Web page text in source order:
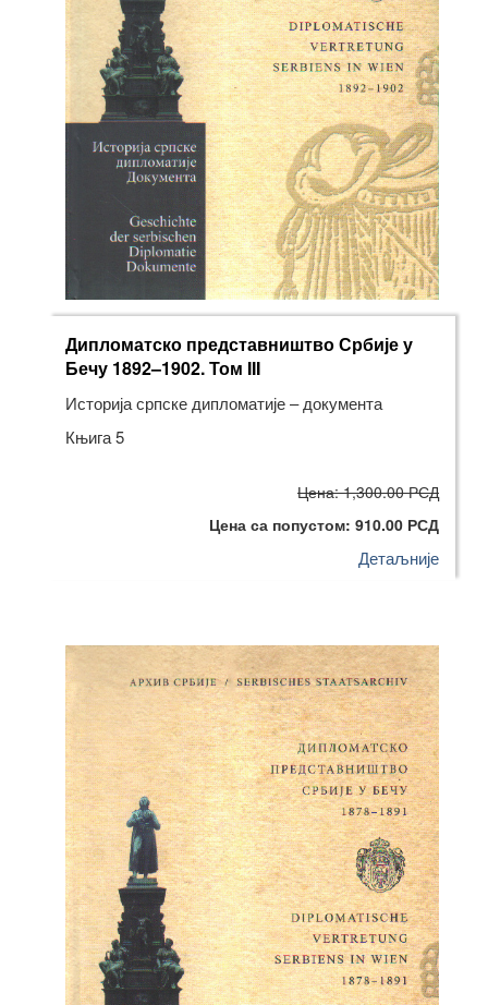
Дипломатско представништво Србије у
Бечу 1892–1902. Том III
Историја српске дипломатије – документа
Књига 5
Цена: 1,300.00 РСД
Цена са попустом: 910.00 РСД
Детаљније